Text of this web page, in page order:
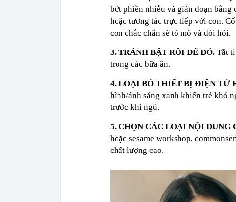
bớt phiền nhiễu và gián đoạn
hoặc tương tác trực tiếp với con.
con chắc chắn sẽ tò mò và đòi hỏi.
3. TRÁNH BẬT RỒI ĐỂ ĐÓ. Tắt
trong các bữa ăn.
4. LOẠI BỎ THIẾT BỊ ĐIỆN TỬ
hình/ánh sáng xanh khiến trẻ khó
trước khi ngủ.
5. CHỌN CÁC LOẠI NỘI DUNG
hoặc sesame workshop,
chất lượng cao.